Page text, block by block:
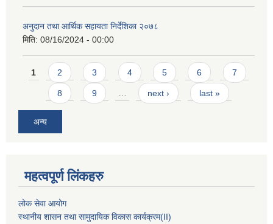
अनुदान तथा आर्थिक सहायता निर्देशिका २०७८
मिति: 08/16/2024 - 00:00
Pages
1 2 3 4 5 6 7
8 9 … next › last »
अन्य
महत्वपूर्ण लिंकहरु
लोक सेवा आयोग
स्थानीय शासन तथा सामुदायिक विकास कार्यक्रम(II)